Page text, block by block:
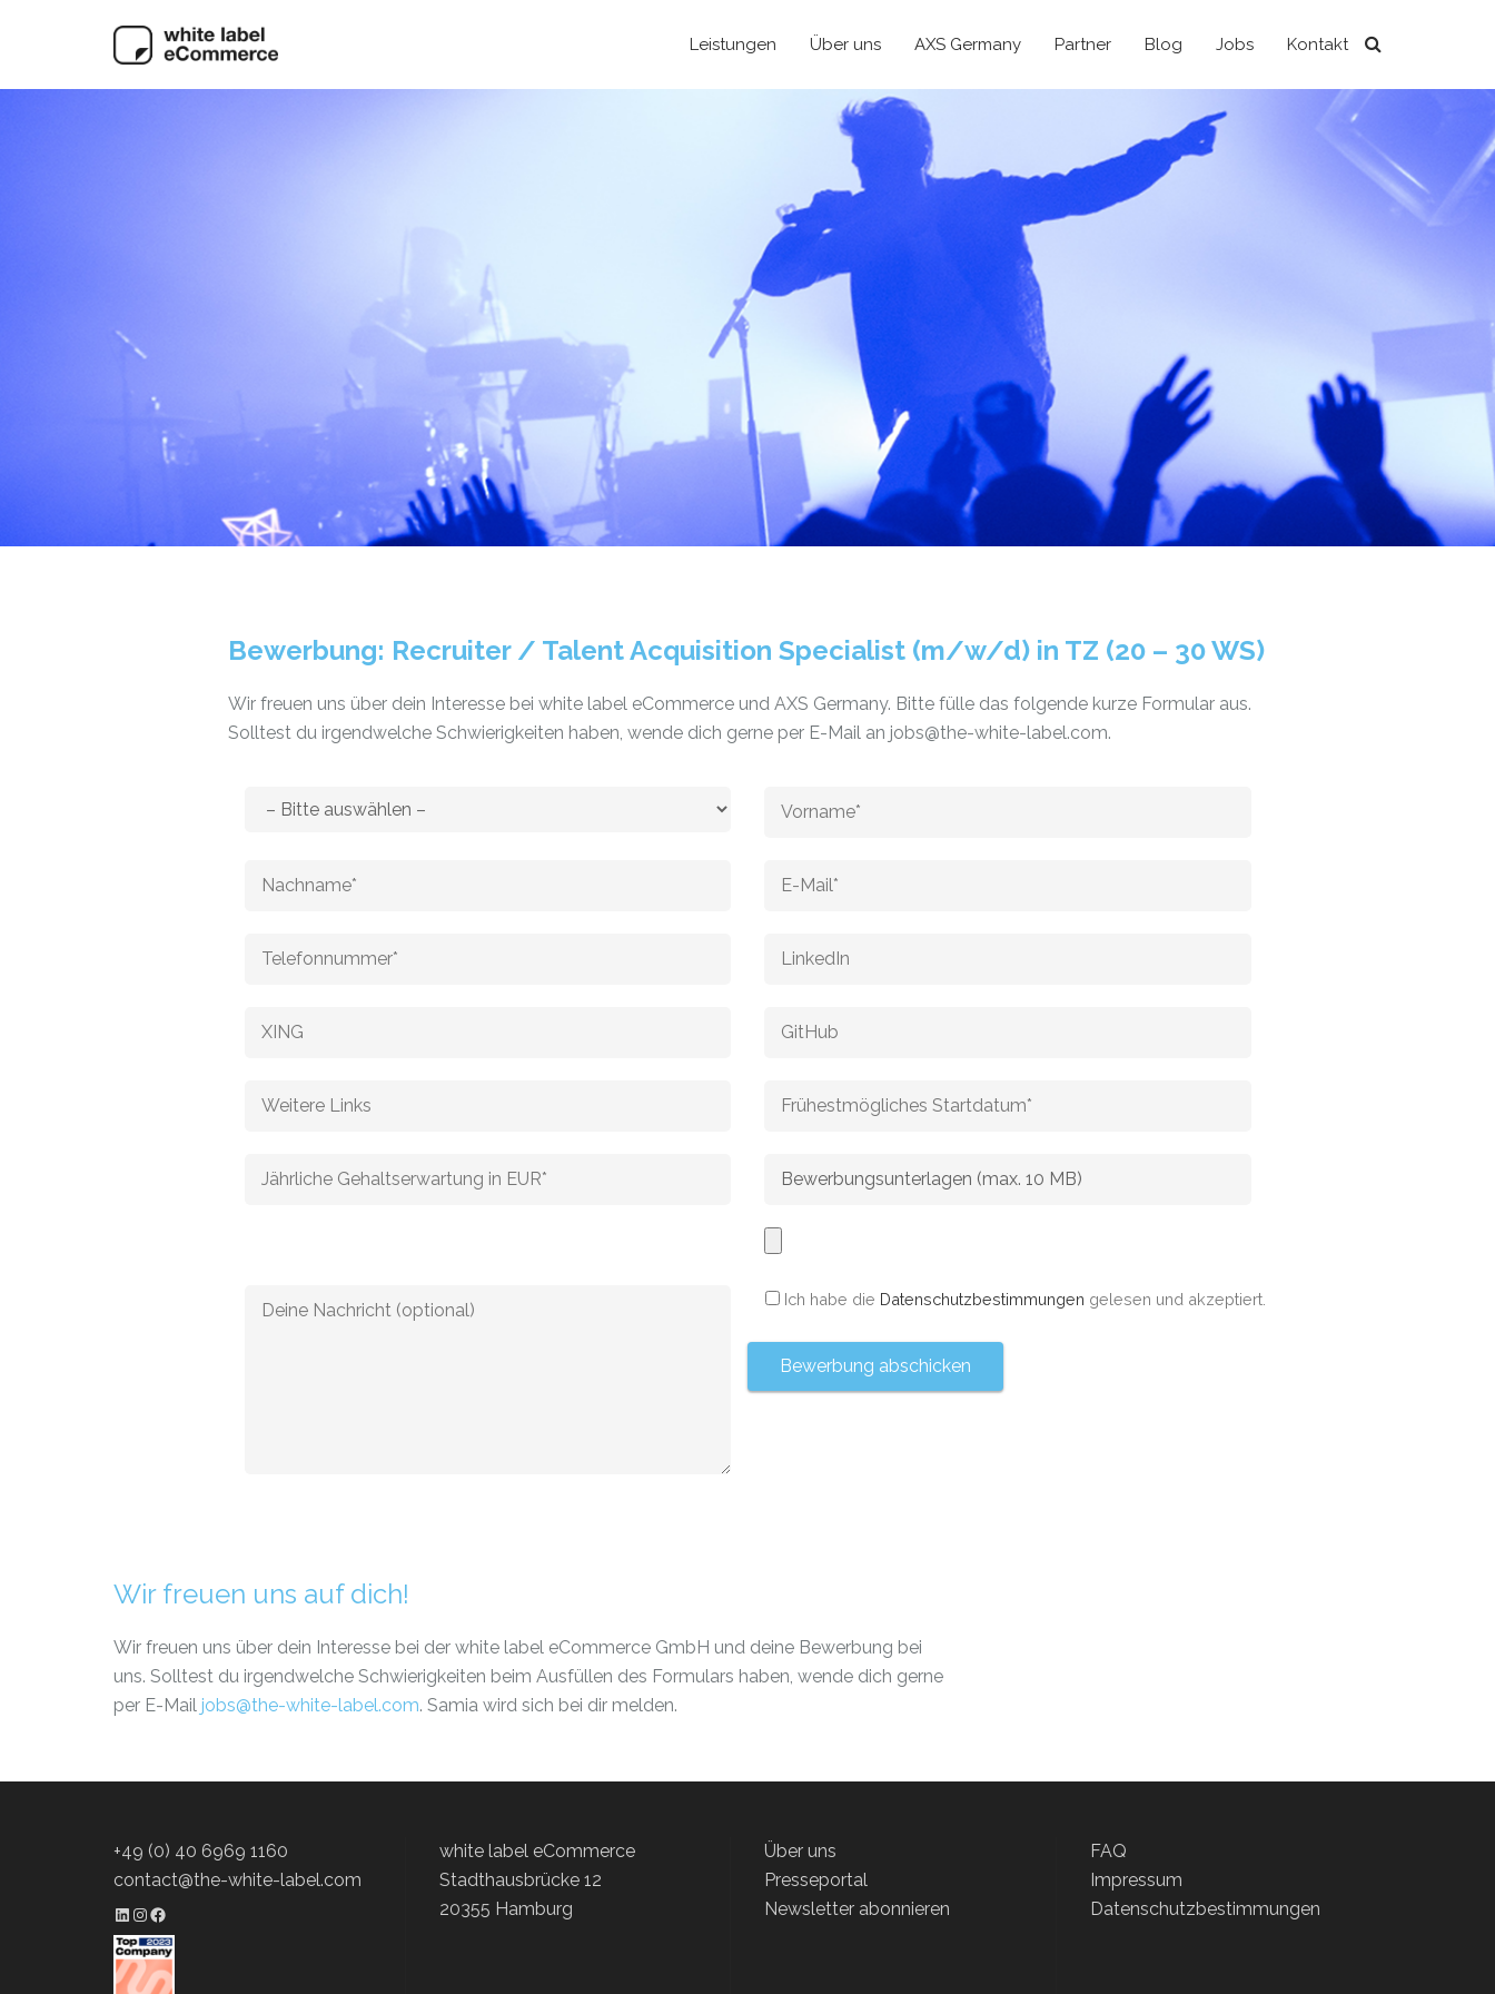
Leistungen Über uns AXS Germany Partner Blog Jobs Kontakt
Bewerbung: Recruiter / Talent Acquisition Specialist (m/w/d) in TZ (20 – 30 WS)
Wir freuen uns über dein Interesse bei white label eCommerce und AXS Germany. Bitte fülle das folgende kurze Formular aus.
Solltest du irgendwelche Schwierigkeiten haben, wende dich gerne per E-Mail an jobs@the-white-label.com.
Ich habe die Datenschutzbestimmungen gelesen und akzeptiert.
Wir freuen uns auf dich!
Wir freuen uns über dein Interesse bei der white label eCommerce GmbH und deine Bewerbung bei
uns. Solltest du irgendwelche Schwierigkeiten beim Ausfüllen des Formulars haben, wende dich gerne
per E-Mail jobs@the-white-label.com. Samia wird sich bei dir melden.
+49 (0) 40 6969 1160
contact@the-white-label.com
LinkedIn Profil
Instagram Profil
Facebook Profil
white label eCommerce
Stadthausbrücke 12
20355 Hamburg
Über uns
Presseportal
Newsletter abonnieren
FAQ
Impressum
Datenschutzbestimmungen